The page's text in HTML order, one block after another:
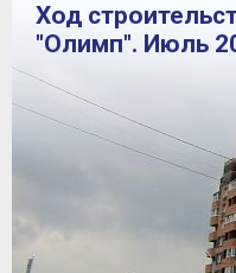
Ход
"Олимп". Июль